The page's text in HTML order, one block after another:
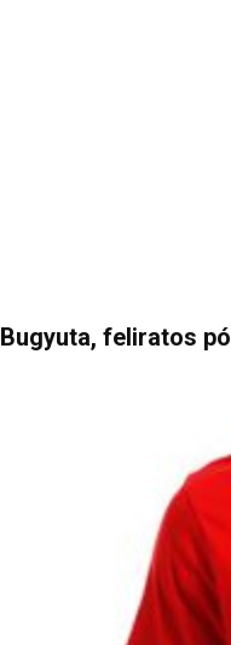
Bugyuta, feliratos